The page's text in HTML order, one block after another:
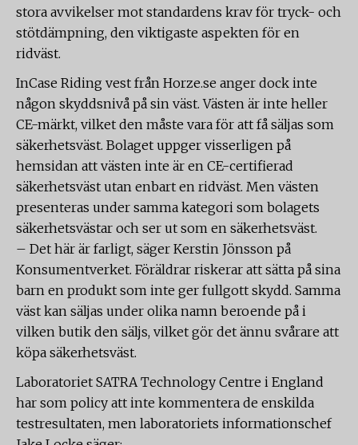
stora avvikelser mot standardens krav för tryck- och
stötdämpning, den viktigaste aspekten för en
ridväst.
InCase Riding vest från Horze.se anger dock inte
någon skyddsnivå på sin väst. Västen är inte heller
CE-märkt, vilket den måste vara för att få säljas som
säkerhetsväst. Bolaget uppger visserligen på
hemsidan att västen inte är en CE-certifierad
säkerhetsväst utan enbart en ridväst. Men västen
presenteras under samma kategori som bolagets
säkerhetsvästar och ser ut som en säkerhetsväst.
– Det här är farligt, säger Kerstin Jönsson på
Konsumentverket. Föräldrar riskerar att sätta på sina
barn en produkt som inte ger fullgott skydd. Samma
väst kan säljas under olika namn beroende på i
vilken butik den säljs, vilket gör det ännu svårare att
köpa säkerhetsväst.
Laboratoriet SATRA Technology Centre i England
har som policy att inte kommentera de enskilda
testresultaten, men laboratoriets informationschef